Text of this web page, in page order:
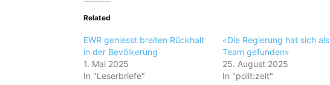
Related
EWR geniesst breiten Rückhalt
in der Bevölkerung
1. Mai 2025
In "Leserbriefe"
«Die Regierung hat sich als
Team gefunden»
25. August 2025
In "polit:zeit"